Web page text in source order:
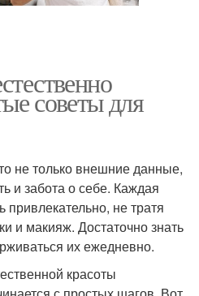
советы для
не только внешние данные,
и забота о себе. Каждая
не тратя
и макияж. Достаточно знать
их ежедневно.
красоты